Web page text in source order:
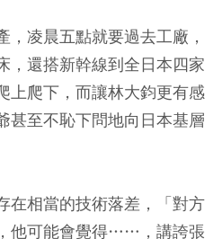
，凌晨五點就要過去工廠，
，還搭新幹線到全日本四家
上爬下，而讓林大鈞更有感
甚至不恥下問地向日本基層
在相當的技術落差，「對方
他可能會覺得……，講誇張